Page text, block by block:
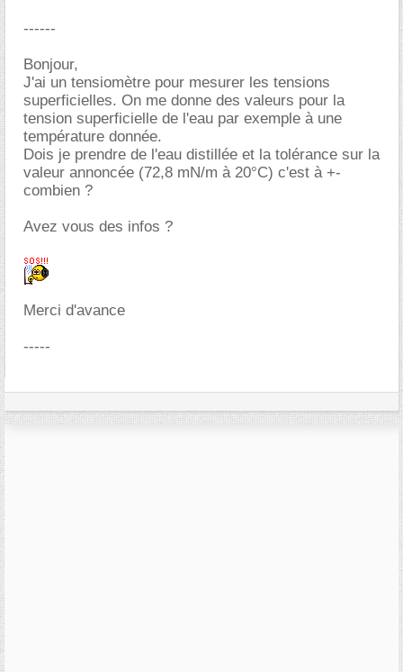
------
Bonjour,
J'ai un tensiomètre pour mesurer les tensions
superficielles. On me donne des valeurs pour la
tension superficielle de l'eau par exemple à une
température donnée.
Dois je prendre de l'eau distillée et la tolérance sur la
valeur annoncée (72,8 mN/m à 20°C) c'est à +-
combien ?
Avez vous des infos ?
Merci d'avance
-----